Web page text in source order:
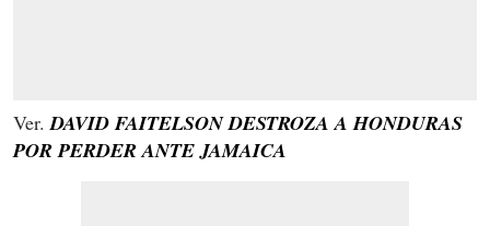
Ver.DAVID FAITELSON DESTROZA A HONDURAS
POR PERDER ANTE JAMAICA